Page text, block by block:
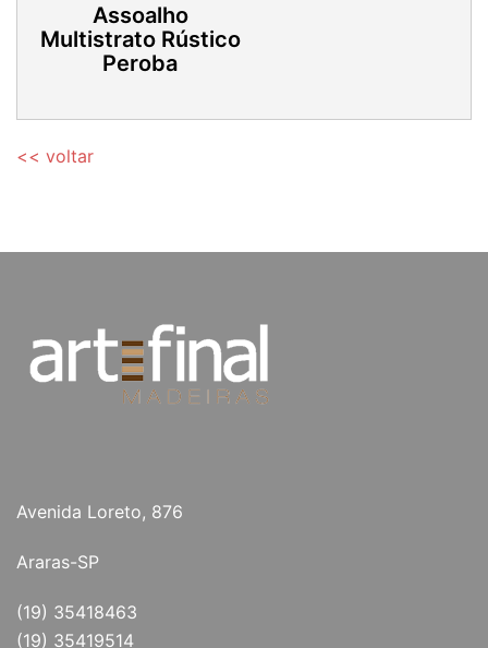
Assoalho
Multistrato Rústico
Peroba
<< voltar
Avenida Loreto, 876
Araras-SP
(19) 35418463
(19) 35419514